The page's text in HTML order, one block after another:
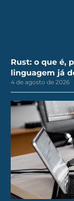
Rust: o que é,
linguagem já
4 de agosto de 2026